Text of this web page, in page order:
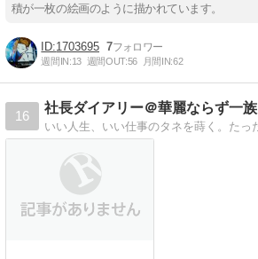
積が一枚の絵画のように描かれています。
1703695 7
週間IN:13 週間OUT:56 月間IN:62
16
社長ダイアリー＠華麗ならず一族